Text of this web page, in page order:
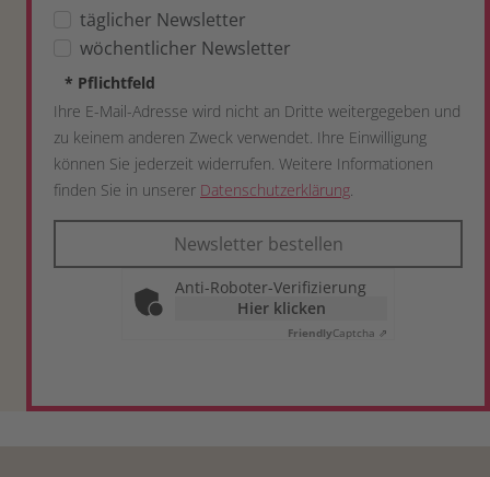
täglicher Newsletter
wöchentlicher Newsletter
* Pflichtfeld
Ihre E-Mail-Adresse wird nicht an Dritte weitergegeben und
zu keinem anderen Zweck verwendet. Ihre Einwilligung
können Sie jederzeit widerrufen. Weitere Informationen
finden Sie in unserer Datenschutzerklärung.
Newsletter bestellen
Anti-Roboter-Verifizierung
Hier klicken
FriendlyCaptcha ⇗